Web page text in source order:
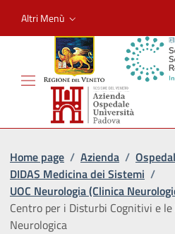
Altri Menù
Home page / Azienda /
DIDAS Medicina dei Sistemi /
UOC Neurologia (Clinica
Centro per i Disturbi Cognitivi e le
Neurologica